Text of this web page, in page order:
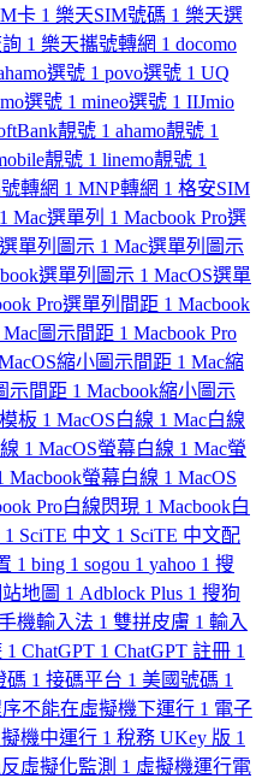
卡 1 樂天SIM號碼 1 樂天選
1 樂天攜號轉網 1 docomo
選號 1 povo選號 1 UQ
選號 1 mineo選號 1 IIJmio
靚號 1 ahamo靚號 1
靚號 1 linemo靚號 1
轉網 1 MNP轉網 1 格安SIM
1 Mac選單列 1 Macbook Pro選
單列圖示 1 Mac選單列圖示
選單列圖示 1 MacOS選單
Pro選單列間距 1 Macbook
Mac圖示間距 1 Macbook Pro
縮小圖示間距 1 Mac縮
示間距 1 Macbook縮小圖示
模板 1 MacOS白線 1 Mac白線
1 MacOS螢幕白線 1 Mac螢
Macbook螢幕白線 1 MacOS
Pro白線閃現 1 Macbook白
1 SciTE 中文 1 SciTE 中文配
1 bing 1 sogou 1 yahoo 1 搜
地圖 1 Adblock Plus 1 搜狗
機輸入法 1 雙拼皮膚 1 輸入
1 ChatGPT 1 ChatGPT 註冊 1
碼 1 接碼平台 1 美國號碼 1
不能在虛擬機下運行 1 電子
機中運行 1 稅務 UKey 版 1
虛擬化監測 1 虛擬機運行電